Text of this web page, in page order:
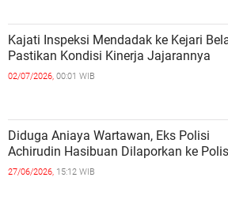
Kajati Inspeksi Mendadak ke Kejari
Pastikan Kondisi Kinerja Jajarannya
02/07/2026, 00:01 WIB
Diduga Aniaya Wartawan, Eks Polisi
Achirudin Hasibuan Dilaporkan ke
27/06/2026, 15:12 WIB